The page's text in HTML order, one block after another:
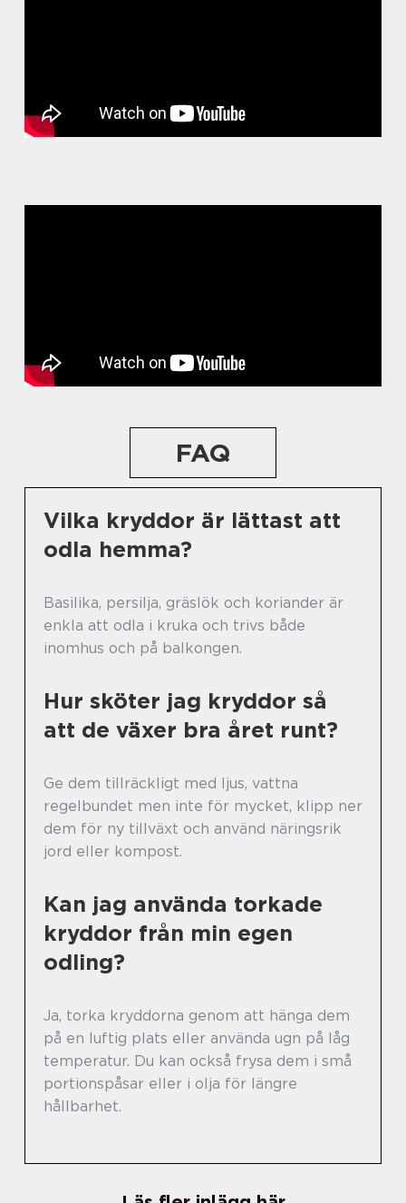
FAQ
Vilka kryddor är lättast att
odla hemma?
Basilika, persilja, gräslök och koriander är
enkla att odla i kruka och trivs både
inomhus och på balkongen.
Hur sköter jag kryddor så
att de växer bra året runt?
Ge dem tillräckligt med ljus, vattna
regelbundet men inte för mycket, klipp ner
dem för ny tillväxt och använd näringsrik
jord eller kompost.
Kan jag använda torkade
kryddor från min egen
odling?
Ja, torka kryddorna genom att hänga dem
på en luftig plats eller använda ugn på låg
temperatur. Du kan också frysa dem i små
portionspåsar eller i olja för längre
hållbarhet.